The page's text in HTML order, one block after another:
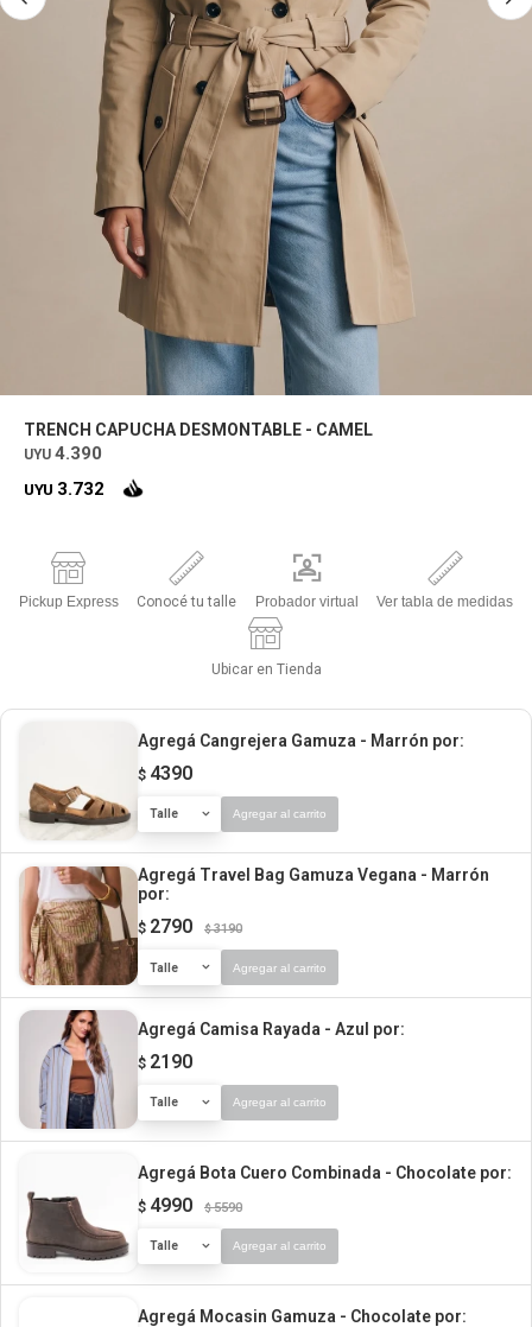
TRENCH CAPUCHA DESMONTABLE - CAMEL
UYU 4.390
UYU 3.732
Pickup Express Conocé tu talle Probador virtual Ver tabla de medidas
Ubicar en Tienda
Agregá Cangrejera Gamuza - Marrón por:
$ 4390
Talle Agregar al carrito
Agregá Travel Bag Gamuza Vegana - Marrón
por:
$ 2790 $ 3190
Talle Agregar al carrito
Agregá Camisa Rayada - Azul por:
$ 2190
Talle Agregar al carrito
Agregá Bota Cuero Combinada - Chocolate por:
$ 4990 $ 5590
Talle Agregar al carrito
Agregá Mocasin Gamuza - Chocolate por: